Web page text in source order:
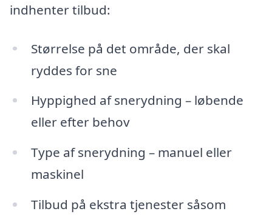
indhenter tilbud:
Størrelse på det område, der skal
ryddes for sne
Hyppighed af snerydning – løbende
eller efter behov
Type af snerydning – manuel eller
maskinel
Tilbud på ekstra tjenester såsom